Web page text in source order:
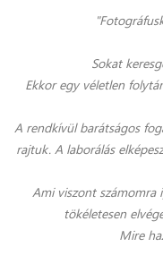
Sokat
Ekkor egy véletlen
A rendkívül barátságos
rajtuk. A laborálás
Ami viszont számomra
tökéletesen
Mire